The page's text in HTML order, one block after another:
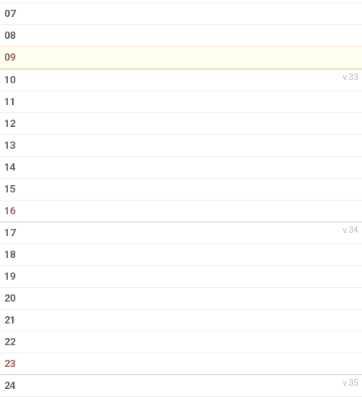
07
08
09
v.33
10
11
12
13
14
15
16
v.34
17
18
19
20
21
22
23
v.35
24